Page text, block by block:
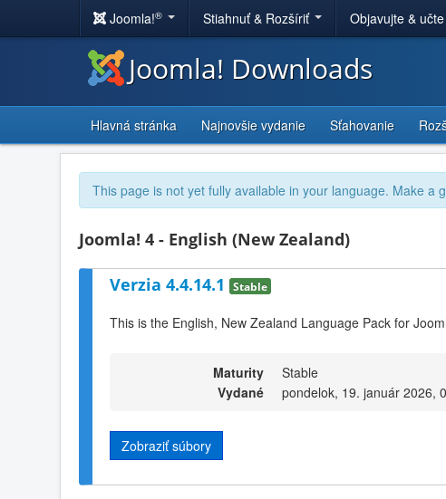
Joomla!® Stiahnuť & Rozšíriť Objavujte &
Joomla! Downloads
Hlavná stránka Najnovšie vydanie Sťahovanie
This page is not yet fully available in your language. Make a
Joomla! 4 - English (New Zealand)
Verzia 4.4.14.1 Stable
This is the English, New Zealand Language Pack for
Maturity
Stable
Vydané
pondelok, 19. január 2026,
Zobraziť súbory